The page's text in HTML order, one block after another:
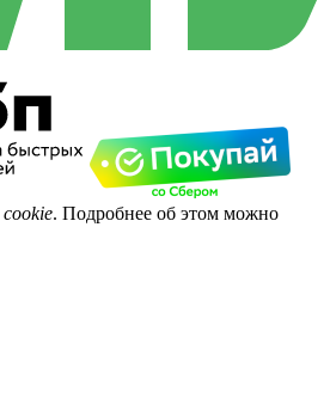
cookie. Подробнее об этом можно